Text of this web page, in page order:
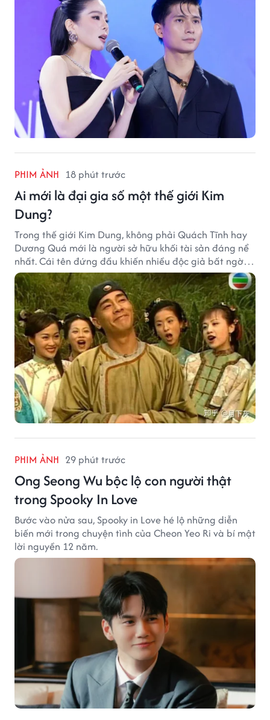
PHIM ẢNH 18 phút trước
Ai mới là đại gia số một thế giới Kim
Dung?
Trong thế giới Kim Dung, không phải Quách Tĩnh hay
Dương Quá mới là người sở hữu khối tài sản đáng nể
nhất. Cái tên đứng đầu khiến nhiều độc giả bất ngờ
bởi xuất thân của nhân vật này hoàn toàn không
giống một đại hiệp.
PHIM ẢNH 29 phút trước
Ong Seong Wu bộc lộ con người thật
trong Spooky In Love
Bước vào nửa sau, Spooky in Love hé lộ những diễn
biến mới trong chuyện tình của Cheon Yeo Ri và bí mật
lời nguyền 12 năm.